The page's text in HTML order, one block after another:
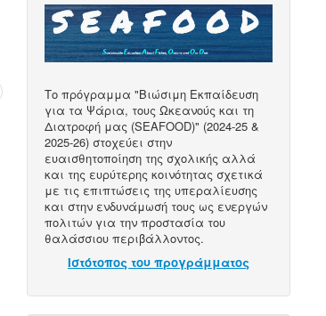
Το πρόγραμμα "Βιώσιμη Εκπαίδευση
για τα Ψάρια, τους Ωκεανούς και τη
Διατροφή μας (SEAFOOD)" (2024-25 &
2025-26) στοχεύει στην
ευαισθητοποίηση της σχολικής αλλά
και της ευρύτερης κοινότητας σχετικά
με τις επιπτώσεις της υπεραλίευσης
και στην ενδυνάμωσή τους ως ενεργών
πολιτών για την προστασία του
θαλάσσιου περιβάλλοντος.
Ιστότοπος του προγράμματος